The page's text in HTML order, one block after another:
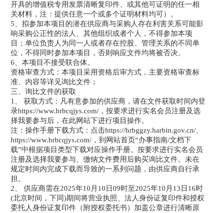
开具的增值税专用发票清晰复印件、或其他可证明的任一相
关材料，注：提供任意一个或多个证明材料均可）。
5、拟参加本项目的潜在供应商与采购人存在利害关系可能影
响采购公正性的法人、其他组织或者个人，不得参加本项
目；单位负责人为同一人或者存在控股、管理关系的不同单
位，不得同时参加本项目，否则响应文件均将被否决。
6、本项目不接受联合体。
资格审查方式：本项目采用资格后审方式，主要资格审查标
准、内容等详见询比文件；
三、询比文件的获取
1、 获取方式：凡有意参加的供应商，请在文件获取时间内登
录https://www.hrbcqjys.com/，按要求进行实名会员注册及选
择我要参与后，在此网站下进行项目操作。
注：操作手册下载方式：点击https://hrbggzy.harbin.gov.cn/、
https://www.hrbcqjys.com/，到网站首页“办事指南/文档下
载”中根据项目类型下载对应操作手册。按要求进行实名会员
注册及选择我要参与、缴纳文件费用后购买询比文件。未在
规定时间内完成下载而导致的一系列问题，由供应商自行承
担。
2、 供应商需在2025年10月10日09时至2025年10月13日16时
(北京时间，下同)期间将营业执照、法人身份证复印件和授权
委托人身份证复印件（附授权委托书）加盖公章进行清晰原